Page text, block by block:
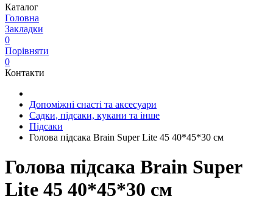
Каталог
Головна
Закладки
0
Порівняти
0
Контакти
Допоміжні снасті та аксесуари
Садки, підсаки, кукани та інше
Підсаки
Голова підсака Brain Super Lite 45 40*45*30 см
Голова підсака Brain Super
Lite 45 40*45*30 см